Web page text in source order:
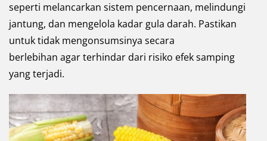
seperti melancarkan sistem pencernaan, melindungi
jantung, dan mengelola kadar gula darah. Pastikan
untuk tidak mengonsumsinya secara
berlebihan agar terhindar dari risiko efek samping
yang terjadi.